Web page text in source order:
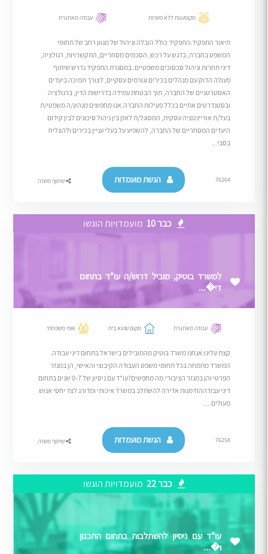
מקצוענות ללא פשרות עבודה מאתגרת
תיאור התפקיד:התפקיד כולל הובלה וניהול של מגוון רחב של תחומי
המשפט בחברה, בדגש על רכש, הסכמים מסחריים, התקשרויות, רגולציה,
דיני תחרות וניהול סכסוכים משפטיים. במסגרת התפקיד נדרש שיתוף
פעולה הדוק עם מנהלים בכירים וגורמים עסקיים, לצורך תמיכה ביעדים
האסטרטגיים של החברה, תוך הבטחת עמידה בדרישות הדין, ברגולציה
ובסטנדרטים אתיים בכלל פעילות החברה.אנו מחפשים מנהיג/ה משפטי/ת
בעל/ת אוריינטציה עסקית, המסוגל/ת לאזן בין ניהול סיכונים לבין קידום
היעדים המסחריים של החברה, להשפיע על בעלי עניין בכירים ולהצליח
בסבי...
76264 הגשת מועמדות שיתוף משרה
כבר 10 מועמדויות הוגשו
למשרד בוטיק, מוביל דרוש/ה עו"ד בתחום
די�...
עבודה מאתגרת מקום שהוא בית אופי משפחתי
קצת עלינו:אנחנו משרד בוטיק מהמובילים בישראל בתחום דיני עבודה.
המשרד מתמחה בכל תחומי משפט העבודה הקיבוצי והאישי, הן במגזר
הפרטי והן במגזר הציבורי.מה מחפשים?עו"ד עם ניסיון של 0-7 שנים בתחום
דיני עבודההזדמנות אדירה להשתלב במשרד איכותי ומדורג לצד יחסי אנוש
מעולים....
76258 הגשת מועמדות שיתוף משרה
כבר 22 מועמדויות הוגשו
עו"ד עם ניסיון להשתלבות בתחום התכנון
ו�...